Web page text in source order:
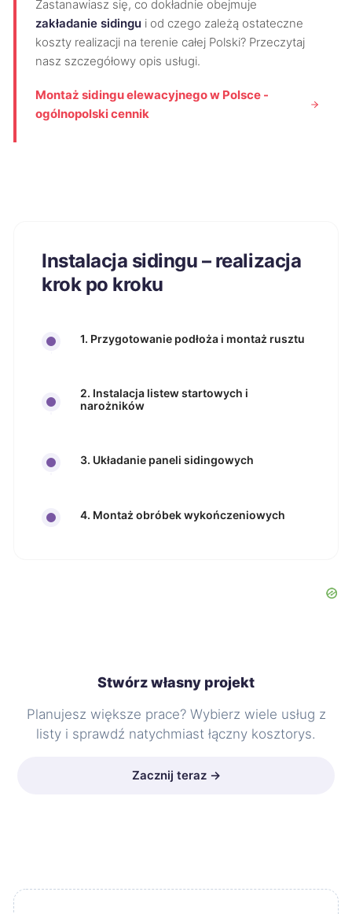
Zastanawiasz się, co dokładnie obejmuje
zakładanie sidingu i od czego zależą ostateczne
koszty realizacji na terenie całej Polski? Przeczytaj
nasz szczegółowy opis usługi.
Montaż sidingu elewacyjnego w Polsce -
ogólnopolski cennik
Instalacja sidingu – realizacja
krok po kroku
1. Przygotowanie podłoża i montaż rusztu
2. Instalacja listew startowych i
narożników
3. Układanie paneli sidingowych
4. Montaż obróbek wykończeniowych
Stwórz własny projekt
Planujesz większe prace? Wybierz wiele usług z
listy i sprawdź natychmiast łączny kosztorys.
Zacznij teraz →